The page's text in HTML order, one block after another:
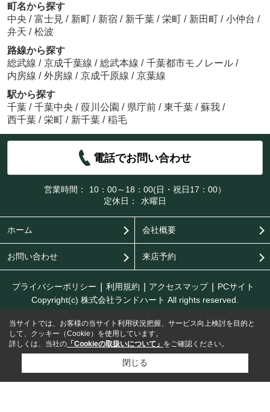
町名から探す
中央 / 富士見 / 新町 / 新宿 / 新千葉 / 栄町 / 新田町 / 小仲台 /
弁天 / 松波
路線から探す
総武線 / 京成千葉線 / 総武本線 / 千葉都市モノレール /
内房線 / 外房線 / 京成千原線 / 京葉線
駅から探す
千葉 / 千葉中央 / 葭川公園 / 県庁前 / 東千葉 / 蘇我 /
西千葉 / 栄町 / 新千葉 / 稲毛
電話でお問い合わせ
営業時間：
10：00～18：00(日・祝日17：00）
定休日：
水曜日
ホーム 会社概要
お問い合わせ 来店予約
プライバシーポリシー 利用規約 アクセスマップ
PCサイト
Copyright(c) 株式会社ランドハート All rights reserved.
当サイトでは、お客様の当サイト利用状況把握、サービス向上検討を目的と
して、クッキー（Cookie）を使用しています。
詳しくは、当社の 「Cookieの取扱いについて」 をご確認ください。
閉じる